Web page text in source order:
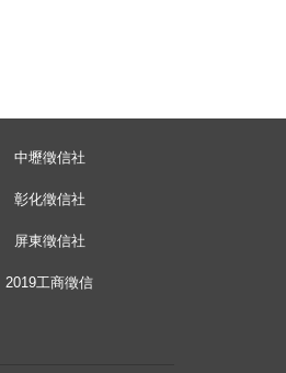
中壢徵信社
彰化徵信社
屏東徵信社
2019工商徵信